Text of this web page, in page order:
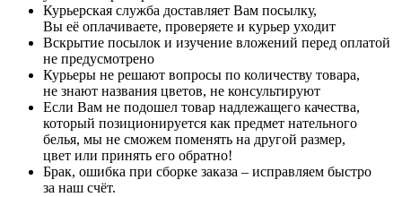
Курьерская служба доставляет Вам посылку,
Вы её оплачиваете, проверяете и курьер уходит
Вскрытие посылок и изучение вложений перед оплатой
не предусмотрено
Курьеры не решают вопросы по количеству товара,
не знают названия цветов, не консультируют
Если Вам не подошел товар надлежащего качества,
который позиционируется как предмет нательного
белья, мы не сможем поменять на другой размер,
цвет или принять его обратно!
Брак, ошибка при сборке заказа – исправляем быстро
за наш счёт.